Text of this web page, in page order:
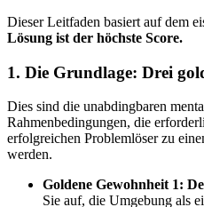
Dieser Leitfaden basiert auf dem
Lösung ist der höchste Score.
1. Die Grundlage: Drei
Dies sind die unabdingbaren
Rahmenbedingungen, die
erfolgreichen Problemlöser zu
werden.
Goldene Gewohnheit 1:
Sie auf, die Umgebung als